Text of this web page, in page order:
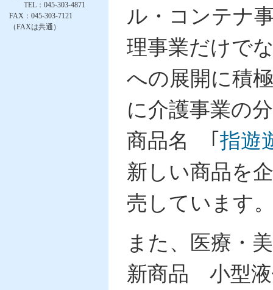
ル・コンテナ
理事業だけで
への展開に積
に介護事業の
商品名 ｢ 指遊
新しい商品を
売しています
また、医療・
新商品 小型液
TEL：045-303-4871
FAX：045-303-7121
（FAXは共通）